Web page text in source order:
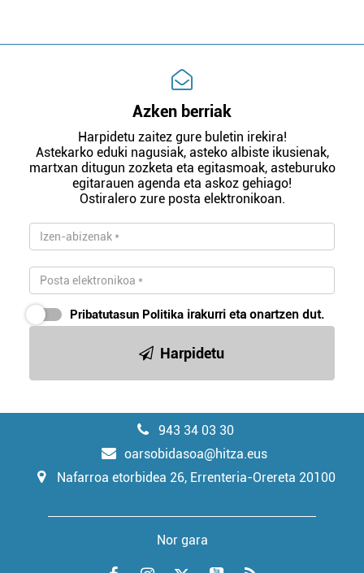
Azken berriak
Harpidetu zaitez gure buletin irekira!
Astekarko eduki nagusiak, asteko albiste ikusienak,
martxan ditugun zozketa eta egitasmoak, asteburuko
egitarauen agenda eta askoz gehiago!
Ostiralero zure posta elektronikoan.
Pribatutasun Politika irakurri eta onartzen dut.
Harpidetu
943 34 03 30
oarsobidasoa@hitza.eus
Nafarroa etorbidea 26, Errenteria-Orereta 20100
Nor gara